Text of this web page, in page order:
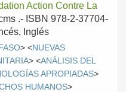
Action Contre La
.- ISBN 978-2-37704-
Inglés
> <NUEVAS
> <ANÁLISIS DEL
APROPIADAS>
HUMANOS>